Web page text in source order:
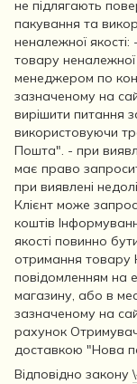
не підлягають
пакування та
неналежної
товару неналежної
менеджером по
зазначеному на
вирішити питання
використовуючи
Пошта". - при
має право
при виявлені
Клієнт може
коштів
якості повинно
отримання товару
повідомленням на
магазину, або в
зазначеному на
рахунок
доставкою "Нова
Відповідно закону